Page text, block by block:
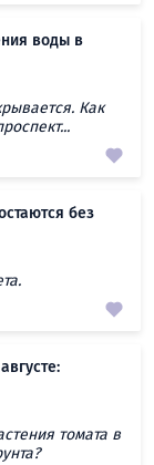
воды в
Как
без
томата в